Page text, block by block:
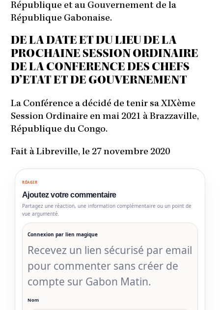
République et au Gouvernement de la
République Gabonaise.
DE LA DATE ET DU LIEU DE LA
PROCHAINE SESSION ORDINAIRE
DE LA CONFERENCE DES CHEFS
D’ETAT ET DE GOUVERNEMENT
La Conférence a décidé de tenir sa XIXème
Session Ordinaire en mai 2021 à Brazzaville,
République du Congo.
Fait à Libreville, le 27 novembre 2020
RÉAGIR
Ajoutez votre commentaire
Partagez une réaction, une information complémentaire ou un point de
vue argumenté.
Connexion par lien magique
Recevez un lien sécurisé par email
pour commenter sans créer de
compte sur Gabon Matin.
Nom